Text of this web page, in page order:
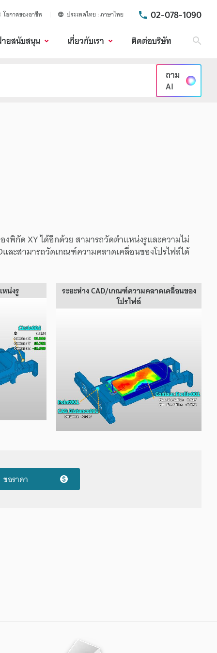
โอกาสของอาชีพ ประเทศไทย ภาษาไทย 02-078-1090
ยสนับสนุน เกี่ยวกับเรา ติดต่อบริษัท
ถาม
AI
งพิกัด XY ได้อีกด้วย สามารถวัดตำแหน่งรูและความไม่
และสามารถวัดเกณฑ์ความคลาดเคลื่อนของโปรไฟล์ได้
น่งรู ระยะห่าง CAD/เกณฑ์ความคลาดเคลื่อนของ
โปรไฟล์
ขอราคา